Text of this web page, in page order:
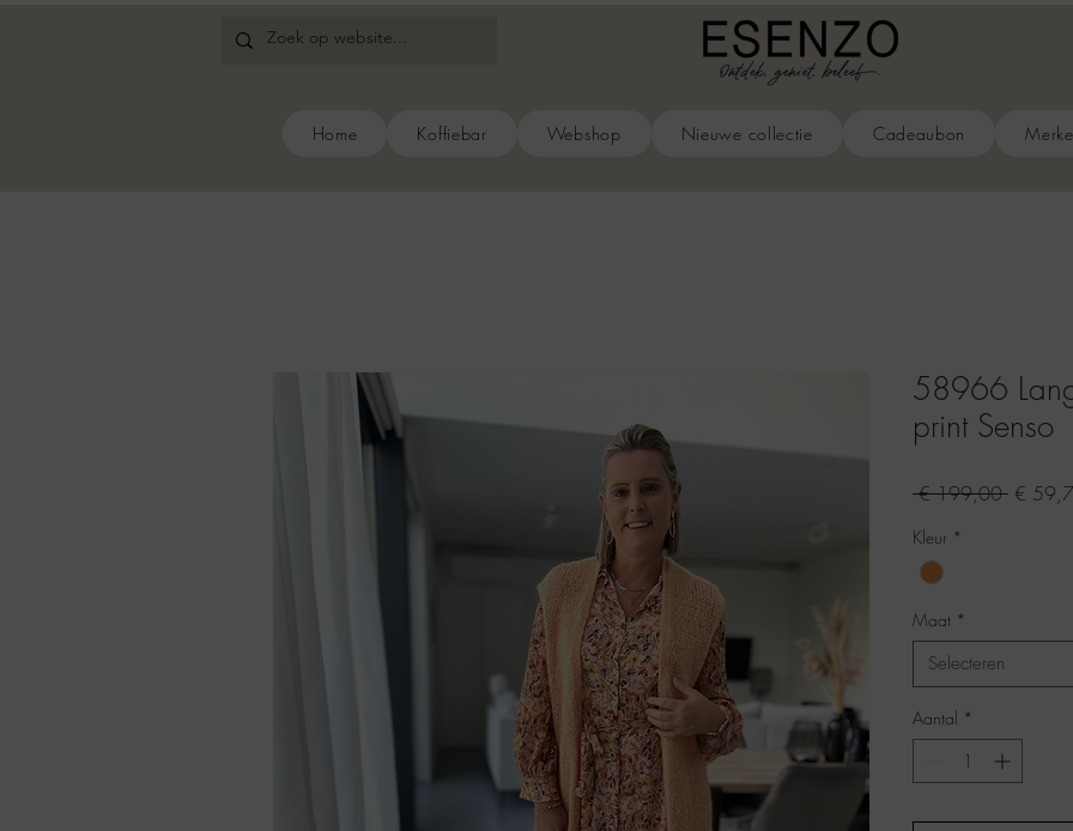
Home Koffiebar Webshop Nieuwe collectie Cadeaubon
58966
print Senso
€ 199,00 €
Kleur *
Maat *
Selecteren
Aantal *